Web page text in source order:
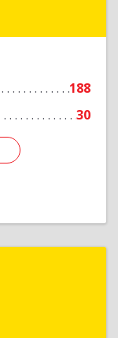
188
30
Подробнее